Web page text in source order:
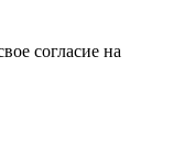
согласие на